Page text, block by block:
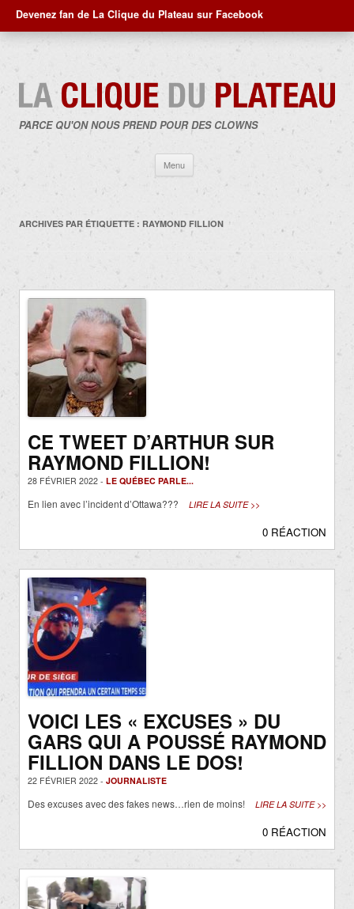
Devenez fan de La Clique du Plateau sur Facebook
PARCE QU'ON NOUS PREND POUR DES CLOWNS
Menu
contenu
ARCHIVES PAR ÉTIQUETTE : RAYMOND FILLION
CE TWEET D’ARTHUR SUR
RAYMOND FILLION!
28 FÉVRIER 2022 - LE QUÉBEC PARLE...
En lien avec l’incident d’Ottawa??? LIRE LA SUITE >>
0 RÉACTION
VOICI LES « EXCUSES » DU
GARS QUI A POUSSÉ RAYMOND
FILLION DANS LE DOS!
22 FÉVRIER 2022 - JOURNALISTE
Des excuses avec des fakes news…rien de moins! LIRE LA SUITE >>
0 RÉACTION